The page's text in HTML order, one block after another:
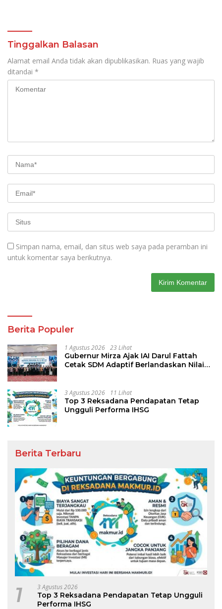
Tinggalkan Balasan
Alamat email Anda tidak akan dipublikasikan. Ruas yang wajib
ditandai *
Simpan nama, email, dan situs web saya pada peramban ini
untuk komentar saya berikutnya.
Berita Populer
1 Agustus 2026 23 Lihat
Gubernur Mirza Ajak IAI Darul Fattah
Cetak SDM Adaptif Berlandaskan Nilai
3 Agustus 2026 11 Lihat
Top 3 Reksadana Pendapatan Tetap
Ungguli Performa IHSG
Berita Terbaru
1 3 Agustus 2026
Top 3 Reksadana Pendapatan Tetap Ungguli
Performa IHSG